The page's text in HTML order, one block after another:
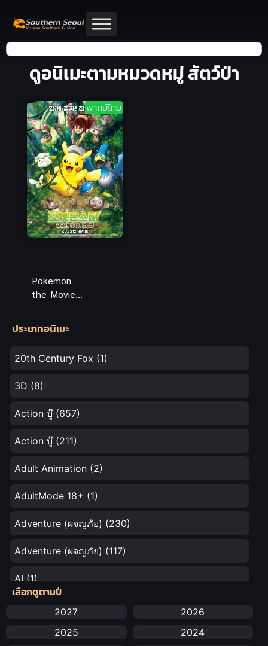
ดูอนิเมะตามหมวดหมู่ สัตว์ป่า
พากย์ไทย
Pokemon
the Movie
โปเกมอน
ความลับของ
ไทย
ประเภทอนิเมะ
20th Century Fox (1)
3D (8)
Action บู๊(657)
Action บู๊(211)
Adult Animation (2)
AdultMode 18+ (1)
Adventure (ผจญภัย) (230)
Adventure (ผจญภัย) (117)
AI (1)
Amazon Prime
Anal (ประตูหลัง)
เลือกดูตามปี
2027
2026
2025
2024